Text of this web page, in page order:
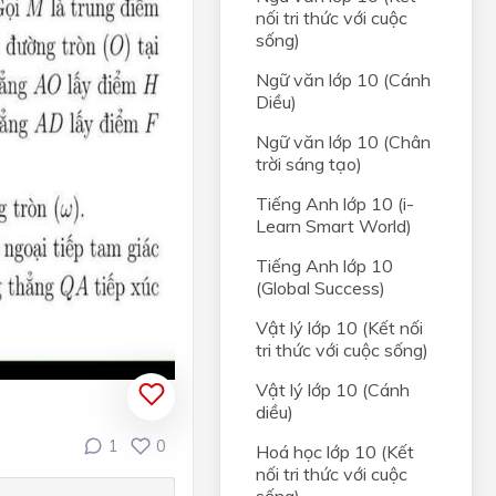
1 0
nối tri thức với cuộc
sống)
Ngữ văn lớp 10 (Cánh
Diều)
Ngữ văn lớp 10 (Chân
trời sáng tạo)
Tiếng Anh lớp 10 (i-
Learn Smart World)
Tiếng Anh lớp 10
(Global Success)
Vật lý lớp 10 (Kết nối
tri thức với cuộc sống)
Vật lý lớp 10 (Cánh
diều)
Hoá học lớp 10 (Kết
nối tri thức với cuộc